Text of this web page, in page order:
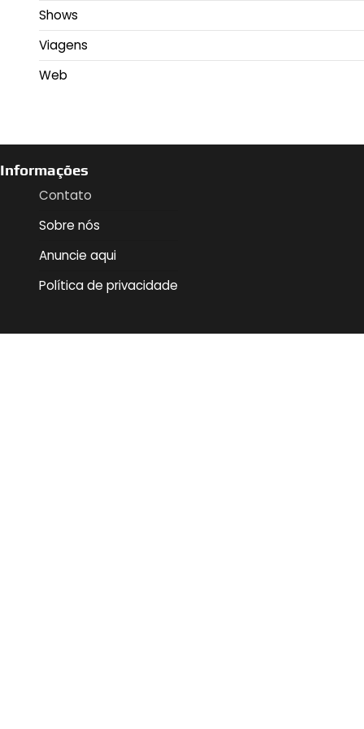
Shows
Viagens
Web
Informações
Contato
Sobre nós
Anuncie aqui
Política de privacidade